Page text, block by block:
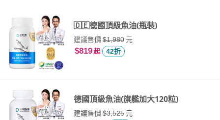
🇩🇪德國頂級魚油(瓶裝)
建議售價$1,980元
$819起 42折
德國頂級魚油(旗艦加大120粒)
建議售價$3,525元